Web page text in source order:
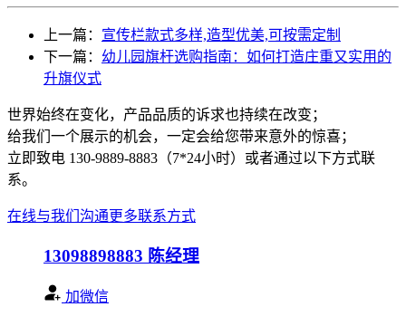
上一篇： 宣传栏款式多样,造型优美,可按需定制
下一篇： 幼儿园旗杆选购指南：如何打造庄重又实用的
升旗仪式
世界始终在变化，产品品质的诉求也持续在改变；
给我们一个展示的机会，一定会给您带来意外的惊喜；
立即致电 130-9889-8883（7*24小时）或者通过以下方式联
系。
在线与我们沟通更多联系方式
13098898883 陈经理
加微信